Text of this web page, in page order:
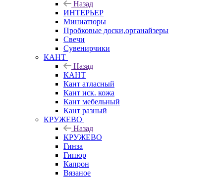
Назад
ИНТЕРЬЕР
Миниатюры
Пробковые доски,органайзеры
Свечи
Сувенирчики
КАНТ
Назад
КАНТ
Кант атласный
Кант иск. кожа
Кант мебельный
Кант разный
КРУЖЕВО
Назад
КРУЖЕВО
Гинза
Гипюр
Капрон
Вязаное